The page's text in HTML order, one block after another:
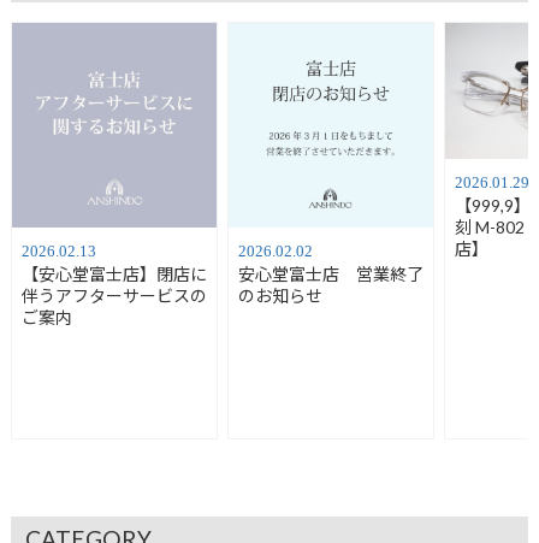
2026.02.13
【安心堂富士店】閉店に
伴うアフターサービスの
ご案内
2026.02.02
安心堂富士店 営業終了
のお知らせ
2026.01.29
【999,9
刻 M-802
店】